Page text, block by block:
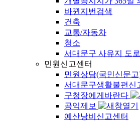
바뀐지번검색
건축
교통/자동차
청소
서대문구 사유지 도로
민원신고센터
민원상담(국민신문
서대문구생활불편신
구청장에게바란다
공익제보
예산낭비신고센터